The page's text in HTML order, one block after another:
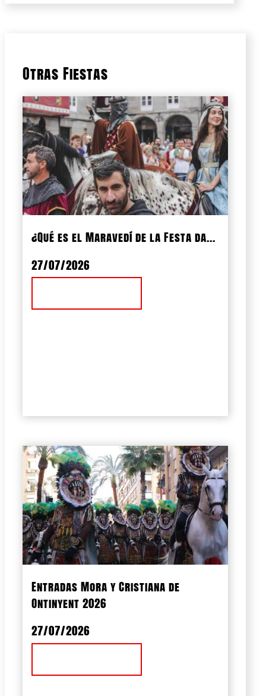
Otras Fiestas
¿Qué es el Maravedí de la Festa da...
27/07/2026
Entradas Mora y Cristiana de
Ontinyent 2026
27/07/2026